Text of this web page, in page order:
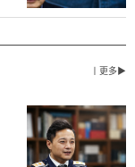
丨更多▶